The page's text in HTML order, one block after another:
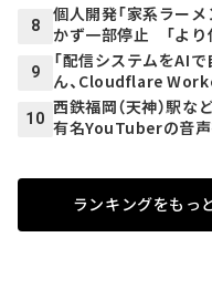
8
個人開発「家系ラー
かず一部停止 「より
9
「配信システムをAI
ん、Cloudflare
10
西鉄福岡（天神）駅
有名YouTuberの音
ランキングをもっ